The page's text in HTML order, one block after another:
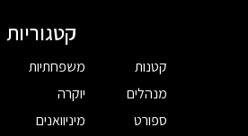
קטגוריות
קטנות
מנהלים
ספורט
משפחתיות
יוקרה
מיניוואנים